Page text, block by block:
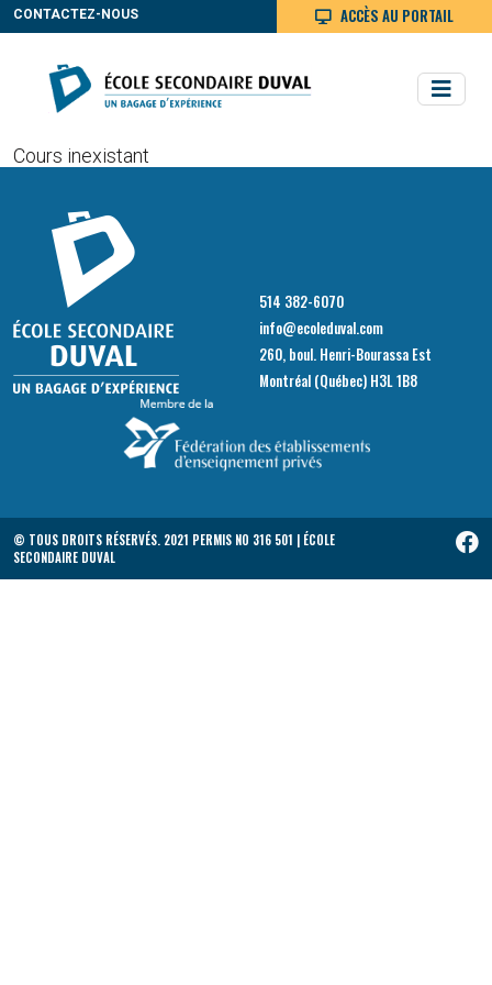
CONTACTEZ-NOUS ACCÈS AU PORTAIL
Cours inexistant
514 382-6070
info@ecoleduval.com
260, boul. Henri-Bourassa Est
Montréal (Québec) H3L 1B8
© TOUS DROITS RÉSERVÉS. 2021 PERMIS NO 316 501 | ÉCOLE
SECONDAIRE DUVAL